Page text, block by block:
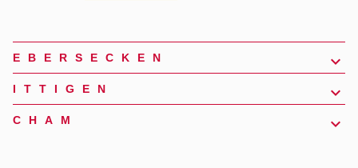
EBERSECKEN
ITTIGEN
CHAM